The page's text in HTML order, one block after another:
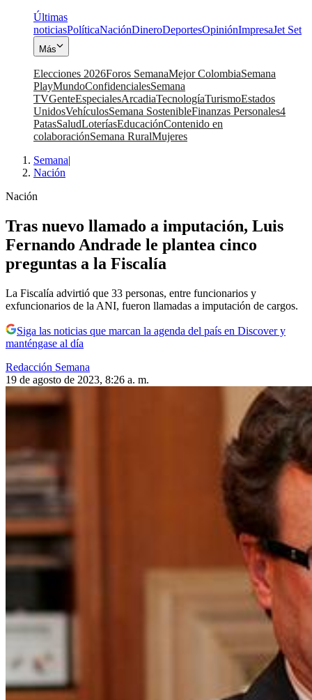
Últimas
noticiasPolíticaNaciónDineroDeportesOpiniónImpresaJet Set
Más
Elecciones 2026Foros SemanaMejor ColombiaSemana
PlayMundoConfidencialesSemana
TVGenteEspecialesArcadiaTecnologíaTurismoEstados
UnidosVehículosSemana SostenibleFinanzas Personales4
PatasSaludLoteríasEducaciónContenido en
colaboraciónSemana RuralMujeres
Semana|
Nación
Nación
Tras nuevo llamado a imputación, Luis
Fernando Andrade le plantea cinco
preguntas a la Fiscalía
La Fiscalía advirtió que 33 personas, entre funcionarios y
exfuncionarios de la ANI, fueron llamadas a imputación de cargos.
Siga las noticias que marcan la agenda del país en Discover y
manténgase al día
Redacción Semana
19 de agosto de 2023, 8:26 a. m.